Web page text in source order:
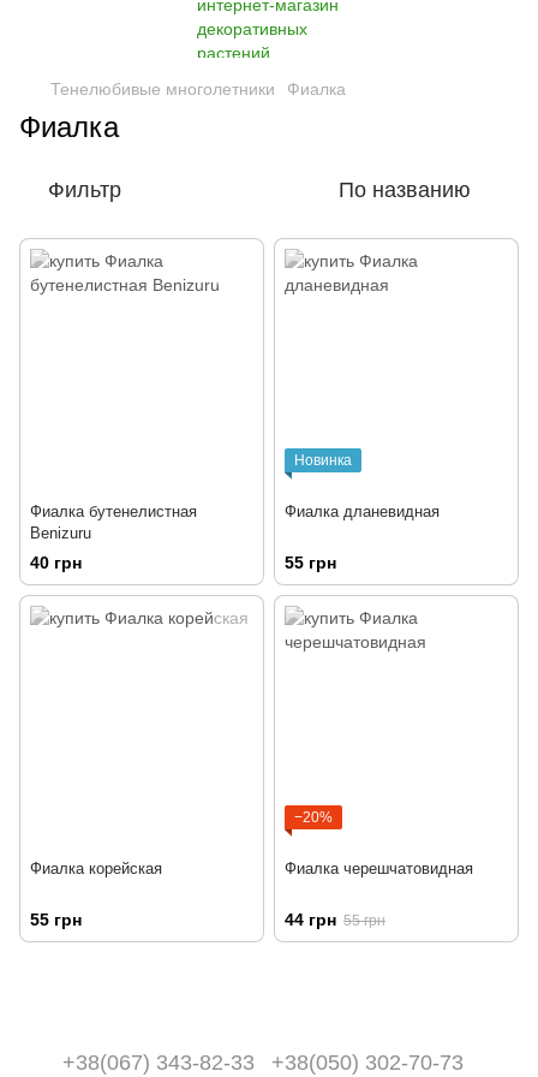
Тенелюбивые многолетники Фиалка
Фиалка
Фильтр По названию
Фиалка бутенелистная
Benizuru
40 грн
Новинка
Фиалка дланевидная
55 грн
Фиалка корейская
55 грн
−20%
Фиалка черешчатовидная
44 грн 55 грн
+38(067) 343-82-33 +38(050) 302-70-73